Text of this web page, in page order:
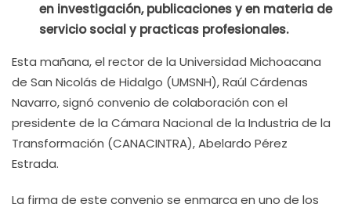
en investigación, publicaciones y en materia de
servicio social y practicas profesionales.
Esta mañana, el rector de la Universidad Michoacana
de San Nicolás de Hidalgo (UMSNH), Raúl Cárdenas
Navarro, signó convenio de colaboración con el
presidente de la Cámara Nacional de la Industria de la
Transformación (CANACINTRA), Abelardo Pérez
Estrada.
La firma de este convenio se enmarca en uno de los